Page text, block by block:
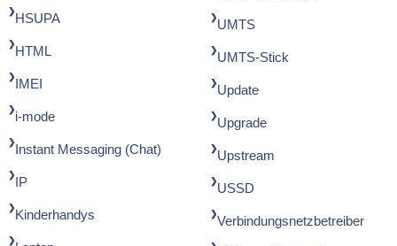
HSUPA
HTML
IMEI
i-mode
Instant Messaging (Chat)
IP
Kinderhandys
UMTS
UMTS-Stick
Update
Upgrade
Upstream
USSD
Verbindungsnetzbetreiber